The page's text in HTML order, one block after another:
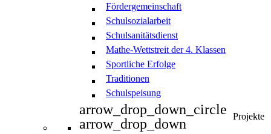
Fördergemeinschaft
Schulsozialarbeit
Schulsanitätsdienst
Mathe-Wettstreit der 4. Klassen
Sportliche Erfolge
Traditionen
Schulspeisung
arrow_drop_down_circle
arrow_drop_down
Projekte